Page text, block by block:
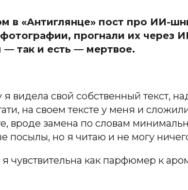
в «Антиглянце» пост про ИИ-
прогнали их через
так и есть — мертвое.
я видела свой собственный текст,
на своем тексте у меня и
вроде замена по словам
посылы, но я читаю и не могу
я чувствительна как парфюмер к